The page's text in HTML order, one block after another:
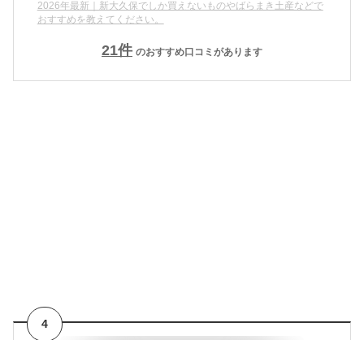
2026年最新｜新大久保でしか買えないものやばらまき土産などで
おすすめを教えてください。
21件 のおすすめ口コミがあります
4